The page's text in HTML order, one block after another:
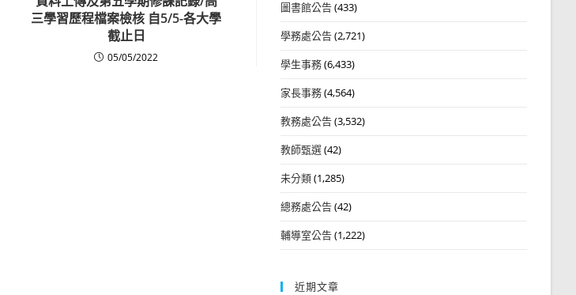
三學習歷程檔案檢核 自5/5-各大學
截止日
05/05/2022
圖書館公告(433)
學務處公告(2,721)
學生事務(6,433)
家長事務(4,564)
教務處公告(3,532)
教師甄選(42)
未分類(1,285)
總務處公告(42)
輔導室公告(1,222)
近期文章